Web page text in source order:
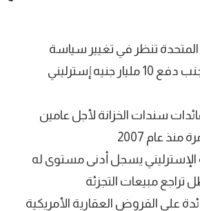
المتحدة تنظر في تغيير سياسة
التيسير الكمي لتجنب دفع 10 مليار جنيه إسترليني
سندات الخزانة لأجل عامين
الإسترليني يسجل أدنى مستوى له
على القروض العقارية الأمريكية